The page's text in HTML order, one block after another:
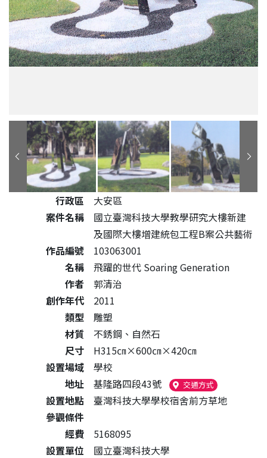
公共藝術作品詳細資料
行政區
大安區
案件名稱
國立臺灣科技大學教學研究大樓新建
及國際大樓增建統包工程B案公共藝術
作品編號
103063001
名稱
飛躍的世代 Soaring Generation
作者
郭清治
創作年代
2011
類型
雕塑
材質
不銹鋼、自然石
尺寸
H315㎝×600㎝×420㎝
設置場域
學校
地址
基隆路四段43號 交通方式（另開新視窗）
設置地點
臺灣科技大學學校宿舍前方草地
參觀條件
經費
5168095
設置單位
國立臺灣科技大學